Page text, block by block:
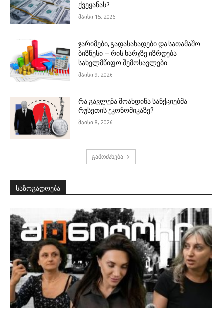
ქვეყანას?
მაისი 15, 2026
ჯარიმები, გადასახადები და სათამაშო
ბიზნესი — რის ხარჯზე იზრდება
სახელმწიფო შემოსავლები
მაისი 9, 2026
რა გავლენა მოახდინა სანქციებმა
რუსეთის ეკონომიკაზე?
მაისი 8, 2026
გამოძახება
საზოგადოება